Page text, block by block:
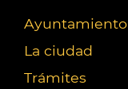
Ayuntamiento
La ciudad
Trámites